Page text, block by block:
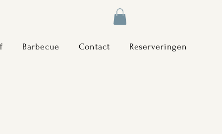
Barbecue Contact Reserveringen